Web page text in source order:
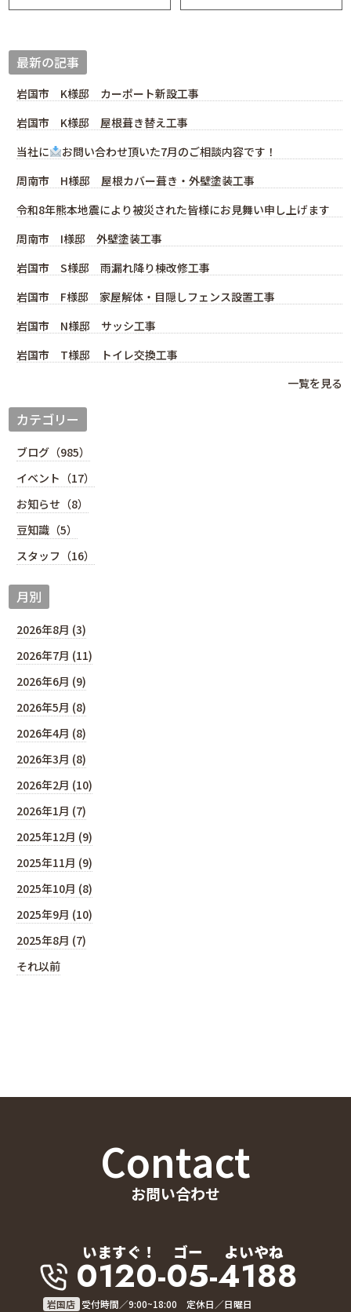
最新の記事
岩国市 K様邸 カーポート新設工事
岩国市 K様邸 屋根葺き替え工事
当社に
お問い合わせ頂いた7月のご相談内容です！
周南市 H様邸 屋根カバー葺き・外壁塗装工事
令和8年熊本地震により被災された皆様にお見舞い申し上げます
周南市 I様邸 外壁塗装工事
岩国市 S様邸 雨漏れ降り棟改修工事
岩国市 F様邸 家屋解体・目隠しフェンス設置工事
岩国市 N様邸 サッシ工事
岩国市 T様邸 トイレ交換工事
一覧を見る
カテゴリー
ブログ（985）
イベント（17）
お知らせ（8）
豆知識（5）
スタッフ（16）
月別
2026年8月 (3)
2026年7月 (11)
2026年6月 (9)
2026年5月 (8)
2026年4月 (8)
2026年3月 (8)
2026年2月 (10)
2026年1月 (7)
2025年12月 (9)
2025年11月 (9)
2025年10月 (8)
2025年9月 (10)
2025年8月 (7)
それ以前
Contact
お問い合わせ
いますぐ！ ゴー よいやね
0120-05-4188
岩国店 受付時間／9:00~18:00 定休日／日曜日